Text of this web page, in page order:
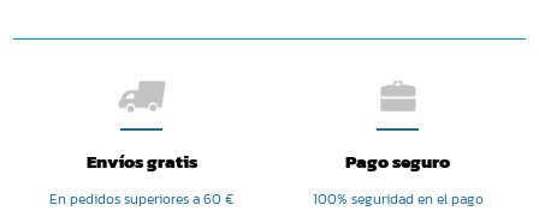
Envíos gratis
En pedidos superiores a 60 €
Pago seguro
100% seguridad en el pago